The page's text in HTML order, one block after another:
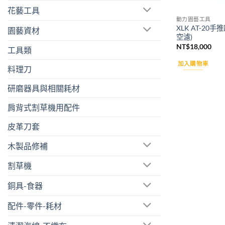
花藝工具
園藝資材
工具類
料理刀
研磨器具與相關耗材
肩背式割草機用配件
皮革刀套
木製品修補
割草機
銅具-食器
配件-零件-耗材
動力園藝工具
XLK AT-20手
空濾)
NT$18,000
加入購物車